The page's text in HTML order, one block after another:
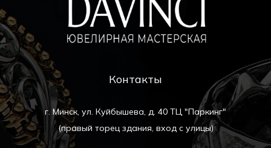
Контакты
г. Минск, ул. Куйбышева, д. 40 ТЦ "Паркинг"
(правый торец здания, вход с улицы)